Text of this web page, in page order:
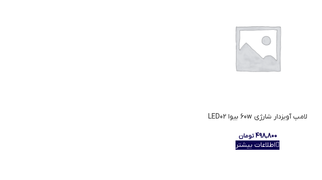
لامپ آویزدار شارژی 60w بیوا LED02
۴۹۸,۸۰۰ تومان
اطلاعات بیشتر